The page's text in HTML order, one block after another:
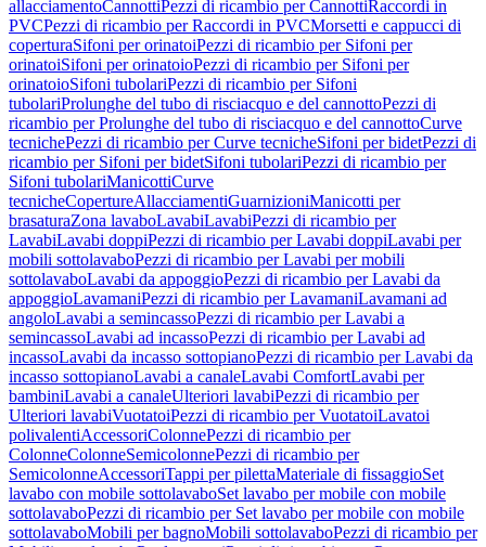
allacciamentoCannottiPezzi di ricambio per CannottiRaccordi in
PVCPezzi di ricambio per Raccordi in PVCMorsetti e cappucci di
coperturaSifoni per orinatoiPezzi di ricambio per Sifoni per
orinatoiSifoni per orinatoioPezzi di ricambio per Sifoni per
orinatoioSifoni tubolariPezzi di ricambio per Sifoni
tubolariProlunghe del tubo di risciacquo e del cannottoPezzi di
ricambio per Prolunghe del tubo di risciacquo e del cannottoCurve
tecnichePezzi di ricambio per Curve tecnicheSifoni per bidetPezzi di
ricambio per Sifoni per bidetSifoni tubolariPezzi di ricambio per
Sifoni tubolariManicottiCurve
tecnicheCopertureAllacciamentiGuarnizioniManicotti per
brasaturaZona lavaboLavabiLavabiPezzi di ricambio per
LavabiLavabi doppiPezzi di ricambio per Lavabi doppiLavabi per
mobili sottolavaboPezzi di ricambio per Lavabi per mobili
sottolavaboLavabi da appoggioPezzi di ricambio per Lavabi da
appoggioLavamaniPezzi di ricambio per LavamaniLavamani ad
angoloLavabi a semincassoPezzi di ricambio per Lavabi a
semincassoLavabi ad incassoPezzi di ricambio per Lavabi ad
incassoLavabi da incasso sottopianoPezzi di ricambio per Lavabi da
incasso sottopianoLavabi a canaleLavabi ComfortLavabi per
bambiniLavabi a canaleUlteriori lavabiPezzi di ricambio per
Ulteriori lavabiVuotatoiPezzi di ricambio per VuotatoiLavatoi
polivalentiAccessoriColonnePezzi di ricambio per
ColonneColonneSemicolonnePezzi di ricambio per
SemicolonneAccessoriTappi per pilettaMateriale di fissaggioSet
lavabo con mobile sottolavaboSet lavabo per mobile con mobile
sottolavaboPezzi di ricambio per Set lavabo per mobile con mobile
sottolavaboMobili per bagnoMobili sottolavaboPezzi di ricambio per